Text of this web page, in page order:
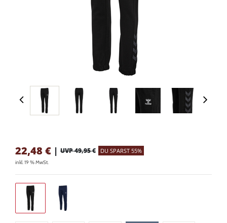
22,48 € | UVP 49,95 € DU SPARST 55%
inkl. 19 % MwSt.